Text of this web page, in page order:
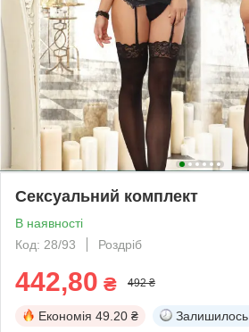
Сексуальний комплект
В наявності
Код: 28/93
Роздріб
442,80 ₴ 492 ₴
Економія 49.20 ₴ Залишилось